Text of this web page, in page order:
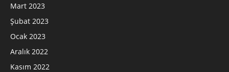
Mart 2023
Şubat 2023
Ocak 2023
Aralık 2022
Kasım 2022